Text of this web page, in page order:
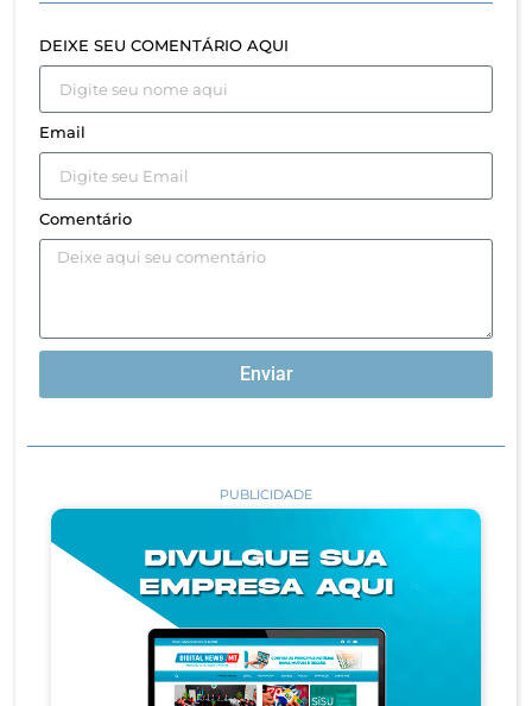
DEIXE SEU COMENTÁRIO AQUI
Email
Comentário
Enviar
PUBLICIDADE